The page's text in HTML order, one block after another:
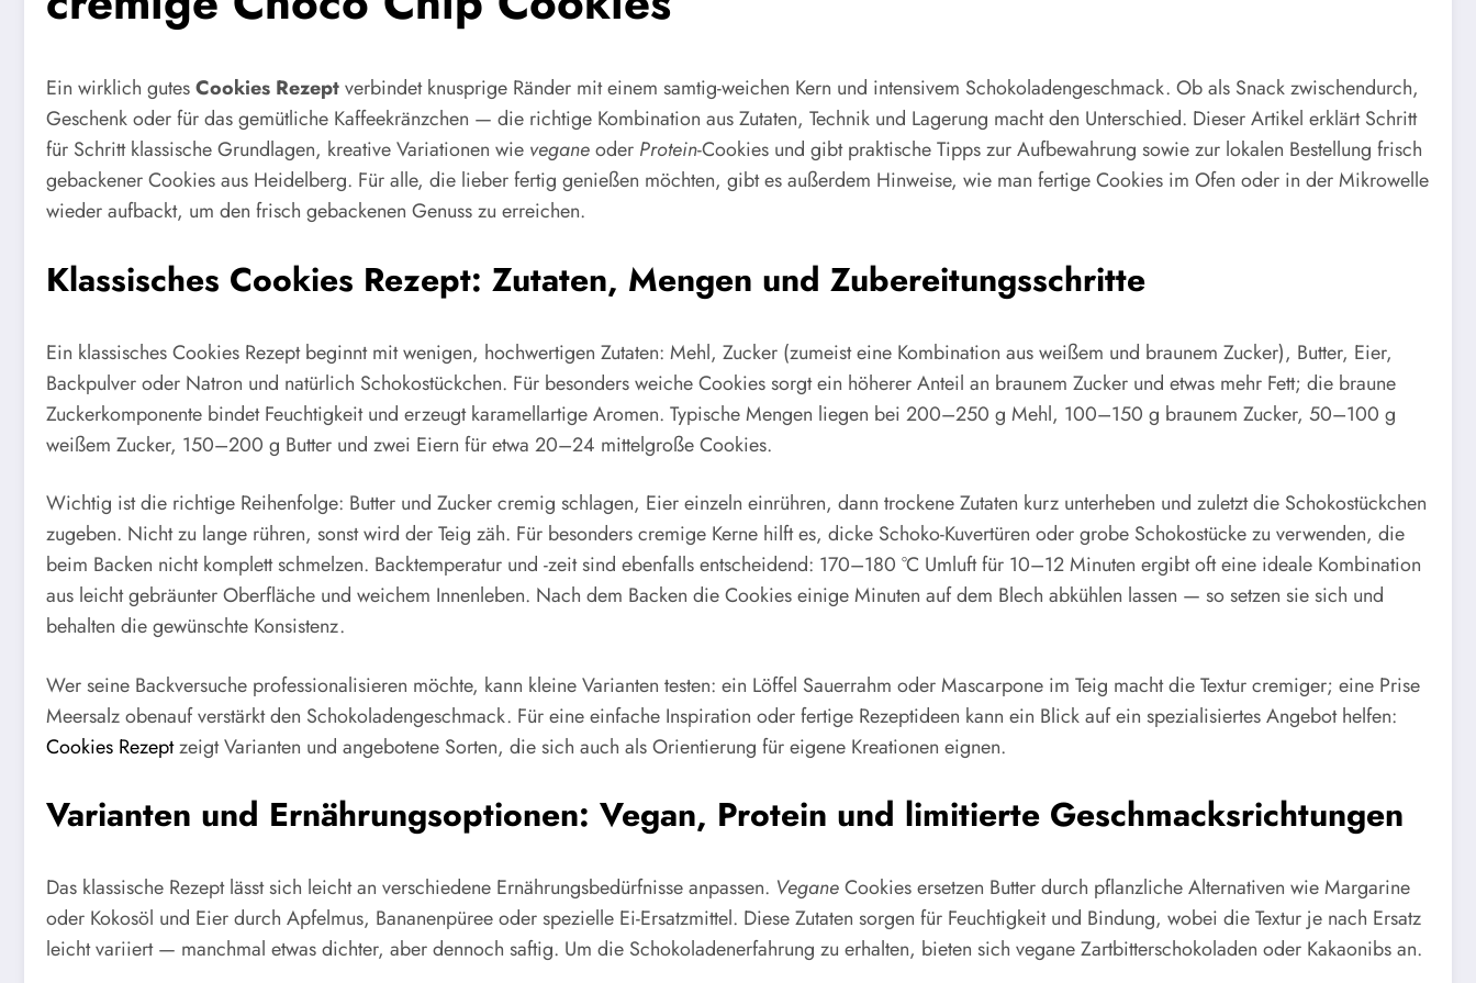
Ein wirklich gutesCookies Rezeptverbindet knusprige Ränder mit einem samtig-weichen Kern und intensivem Schokoladengeschmack. Ob als Snack zwischendurch,
Geschenk oder für das gemütliche Kaffeekränzchen — die richtige Kombination aus Zutaten, Technik und Lagerung macht den Unterschied. Dieser Artikel erklärt Schritt
für Schritt klassische Grundlagen, kreative Variationen wie veganeoder Protein-Cookies und gibt praktische Tipps zur Aufbewahrung sowie zur lokalen Bestellung frisch
gebackener Cookies aus Heidelberg. Für alle, die lieber fertig genießen möchten, gibt es außerdem Hinweise, wie man fertige Cookies im Ofen oder in der Mikrowelle
wieder aufbackt, um den frisch gebackenen Genuss zu erreichen.
Klassisches Cookies Rezept: Zutaten, Mengen und Zubereitungsschritte
Ein klassisches Cookies Rezept beginnt mit wenigen, hochwertigen Zutaten: Mehl, Zucker (zumeist eine Kombination aus weißem und braunem Zucker), Butter, Eier,
Backpulver oder Natron und natürlich Schokostückchen. Für besonders weiche Cookies sorgt ein höherer Anteil an braunem Zucker und etwas mehr Fett; die braune
Zuckerkomponente bindet Feuchtigkeit und erzeugt karamellartige Aromen. Typische Mengen liegen bei 200–250 g Mehl, 100–150 g braunem Zucker, 50–100 g
weißem Zucker, 150–200 g Butter und zwei Eiern für etwa 20–24 mittelgroße Cookies.
Wichtig ist die richtige Reihenfolge: Butter und Zucker cremig schlagen, Eier einzeln einrühren, dann trockene Zutaten kurz unterheben und zuletzt die Schokostückchen
zugeben. Nicht zu lange rühren, sonst wird der Teig zäh. Für besonders cremige Kerne hilft es, dicke Schoko-Kuvertüren oder grobe Schokostücke zu verwenden, die
beim Backen nicht komplett schmelzen. Backtemperatur und -zeit sind ebenfalls entscheidend: 170–180 °C Umluft für 10–12 Minuten ergibt oft eine ideale Kombination
aus leicht gebräunter Oberfläche und weichem Innenleben. Nach dem Backen die Cookies einige Minuten auf dem Blech abkühlen lassen — so setzen sie sich und
behalten die gewünschte Konsistenz.
Wer seine Backversuche professionalisieren möchte, kann kleine Varianten testen: ein Löffel Sauerrahm oder Mascarpone im Teig macht die Textur cremiger; eine Prise
Meersalz obenauf verstärkt den Schokoladengeschmack. Für eine einfache Inspiration oder fertige Rezeptideen kann ein Blick auf ein spezialisiertes Angebot helfen:
Cookies Rezeptzeigt Varianten und angebotene Sorten, die sich auch als Orientierung für eigene Kreationen eignen.
Varianten und Ernährungsoptionen: Vegan, Protein und limitierte Geschmacksrichtungen
Das klassische Rezept lässt sich leicht an verschiedene Ernährungsbedürfnisse anpassen. VeganeCookies ersetzen Butter durch pflanzliche Alternativen wie Margarine
oder Kokosöl und Eier durch Apfelmus, Bananenpüree oder spezielle Ei-Ersatzmittel. Diese Zutaten sorgen für Feuchtigkeit und Bindung, wobei die Textur je nach Ersatz
leicht variiert — manchmal etwas dichter, aber dennoch saftig. Um die Schokoladenerfahrung zu erhalten, bieten sich vegane Zartbitterschokoladen oder Kakaonibs an.